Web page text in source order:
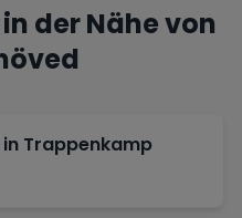
der Nähe von
Trappenkamp